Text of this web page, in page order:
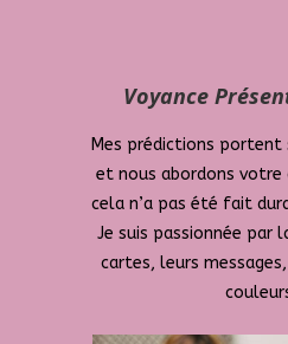
Voyance
Mes prédictions portent
et nous abordons votre
cela n’a pas été fait
Je suis passionnée par
cartes, leurs